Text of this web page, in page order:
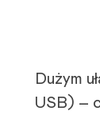
Dużym
USB) –